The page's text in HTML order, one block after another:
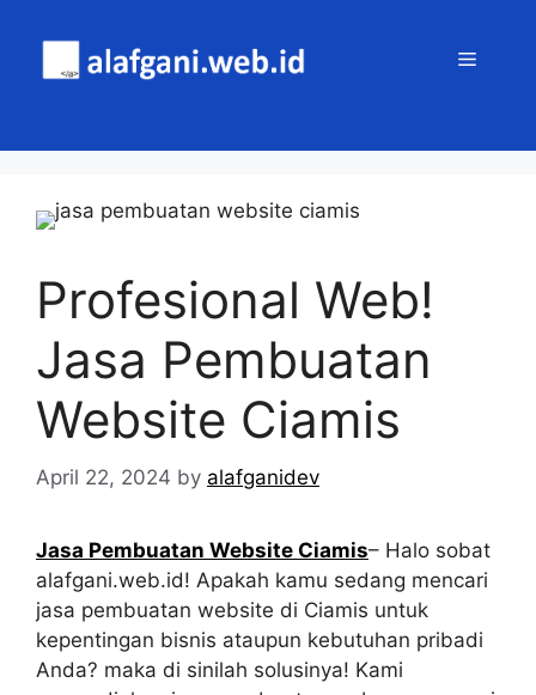
content
MENU
Profesional Web!
Jasa Pembuatan
Website Ciamis
April 22, 2024 by alafganidev
Jasa Pembuatan Website Ciamis– Halo sobat
alafgani.web.id! Apakah kamu sedang mencari
jasa pembuatan website di Ciamis untuk
kepentingan bisnis ataupun kebutuhan pribadi
Anda? maka di sinilah solusinya! Kami